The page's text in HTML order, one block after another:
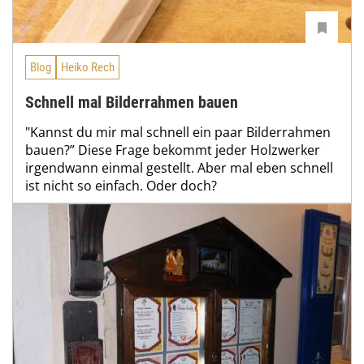
Blog Heiko Rech
Schnell mal Bilderrahmen bauen
"Kannst du mir mal schnell ein paar Bilderrahmen
bauen?” Diese Frage bekommt jeder Holzwerker
irgendwann einmal gestellt. Aber mal eben schnell
ist nicht so einfach. Oder doch?